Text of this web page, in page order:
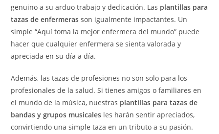
genuino a su arduo trabajo y dedicación. Las plantillas para
tazas de enfermeras son igualmente impactantes. Un
simple “Aquí toma la mejor enfermera del mundo” puede
hacer que cualquier enfermera se sienta valorada y
apreciada en su día a día.
Además, las tazas de profesiones no son solo para los
profesionales de la salud. Si tienes amigos o familiares en
el mundo de la música, nuestras plantillas para tazas de
bandas y grupos musicales les harán sentir apreciados,
convirtiendo una simple taza en un tributo a su pasión.